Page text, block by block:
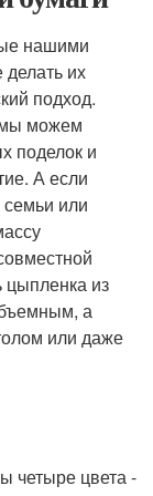
нашими
их
подход.
мы можем
поделок и
А если
семьи или
из
а
или даже
четыре цвета -